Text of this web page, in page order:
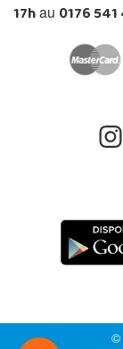
17hau 0176
©